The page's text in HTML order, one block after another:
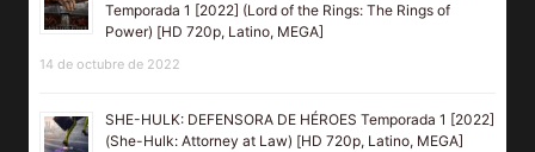
Temporada 1 [2022] (Lord of the Rings: The Rings of
Power) [HD 720p, Latino, MEGA]
14 de octubre de 2022
SHE-HULK: DEFENSORA DE HÉROES Temporada 1 [2022]
(She-Hulk: Attorney at Law) [HD 720p, Latino, MEGA]